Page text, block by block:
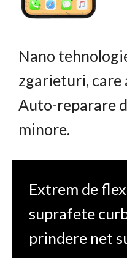
Nano
zgarieturi, care
Auto-reparare
minore.
Extrem de
suprafete
prindere net